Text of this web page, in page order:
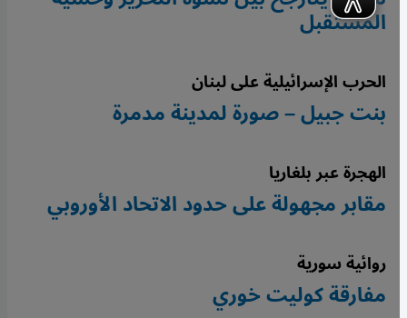
المستقبل
الحرب الإسرائيلية على لبنان
بنت جبيل – صورة لمدينة مدمرة
الهجرة عبر بلغاريا
مقابر مجهولة على حدود الاتحاد الأوروبي
روائية سورية
مفارقة كوليت خوري